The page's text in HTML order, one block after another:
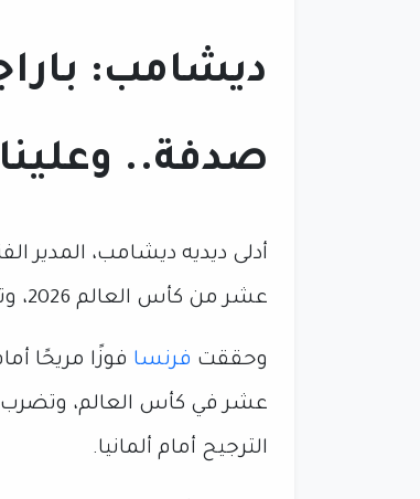
ديشامب:
صدفة.. وعلينا
أدلى ديديه ديشامب، المدير
عشر من كأس العالم 2026، وتحدث عن المباراة المرتقبة أمام منتخب باراجواي.
وحققت فرنسا فوزًا مريحًا
عشر في كأس العالم، وتضرب
الترجيح أمام ألمانيا.